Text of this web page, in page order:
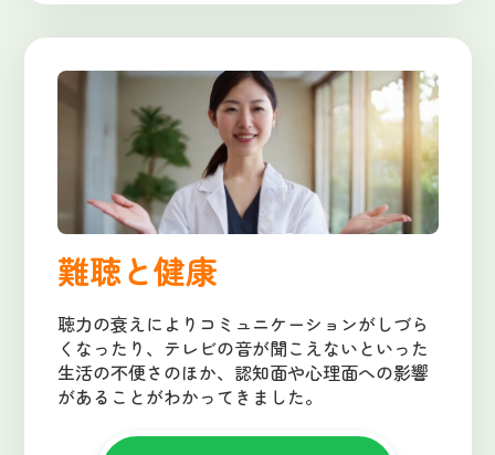
難聴と健康
聴力の衰えによりコミュニケーションがしづら
くなったり、テレビの音が聞こえないといった
生活の不便さのほか、認知面や心理面への影響
があることがわかってきました。